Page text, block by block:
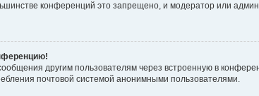
конференций это запрещено, и модератор или
другим пользователям через встроенную в
почтовой системой анонимными пользователями.